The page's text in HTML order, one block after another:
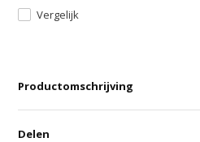
Vergelijk
Productomschrijving
Delen